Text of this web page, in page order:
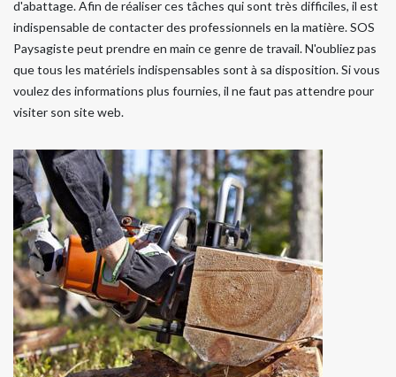
d'abattage. Afin de réaliser ces tâches qui sont très difficiles, il est
indispensable de contacter des professionnels en la matière. SOS
Paysagiste peut prendre en main ce genre de travail. N'oubliez pas
que tous les matériels indispensables sont à sa disposition. Si vous
voulez des informations plus fournies, il ne faut pas attendre pour
visiter son site web.